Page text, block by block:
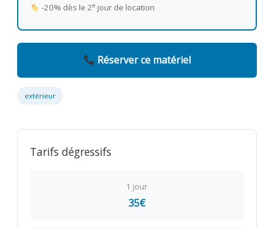
-20% dès le 2ejour de location
Réserver ce matériel
extérieur
Tarifs dégressifs
1 jour
35€